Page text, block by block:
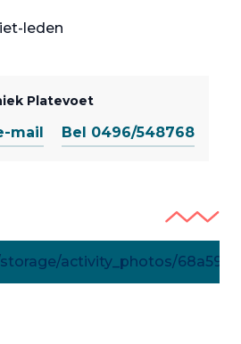
leden
Platevoet
mail Bel 0496/548768